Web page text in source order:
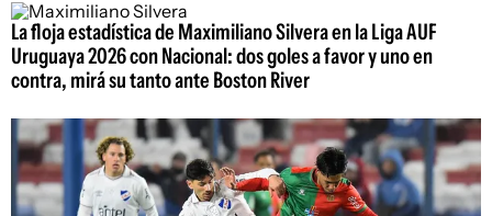
La floja estadística de Maximiliano Silvera en la Liga AUF
Uruguaya 2026 con Nacional: dos goles a favor y uno en
contra, mirá su tanto ante Boston River